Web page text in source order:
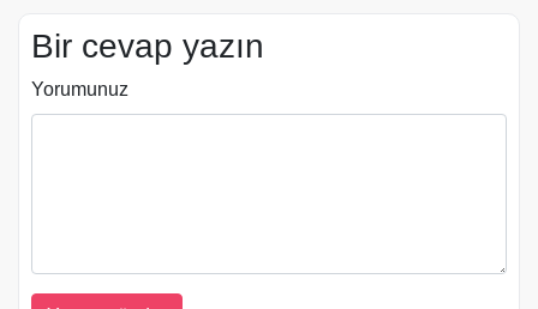
Bir cevap yazın
Yorumunuz